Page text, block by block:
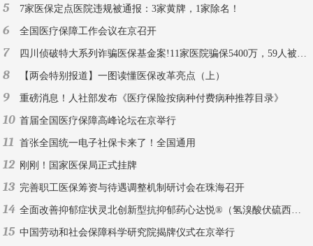
5 7家医保定点医院违规被通报：3家黄牌，1家除名！
6 全国医疗保障工作会议在京召开
7 四川侦破特大系列诈骗医保基金案!11家医院骗保5400万，59人被刑拘！
8 【两会特别报道】一图读懂医保改革亮点（上）
9 重磅消息！人社部发布《医疗保险按病种付费病种推荐目录》
10 首届全国医疗保障高峰论坛在京举行
11 首张全国统一电子社保卡来了！全国通用
12 刚刚！国家医保局正式挂牌
13 完善职工医保筹资与待遇调整机制研讨会在珠海召开
14 全面改善抑郁症状灵北创新型抗抑郁药心达悦®（氢溴酸伏硫西汀片）中国上市
15 中国劳动和社会保障科学研究院揭牌仪式在京举行